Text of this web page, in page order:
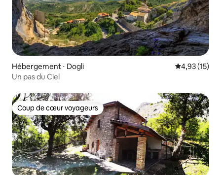
Hébergement ⋅ Dogli Évaluation
4,93 (15)
Un pas du Ciel
Coup de cœur voyageurs
Coup de cœur voyageurs